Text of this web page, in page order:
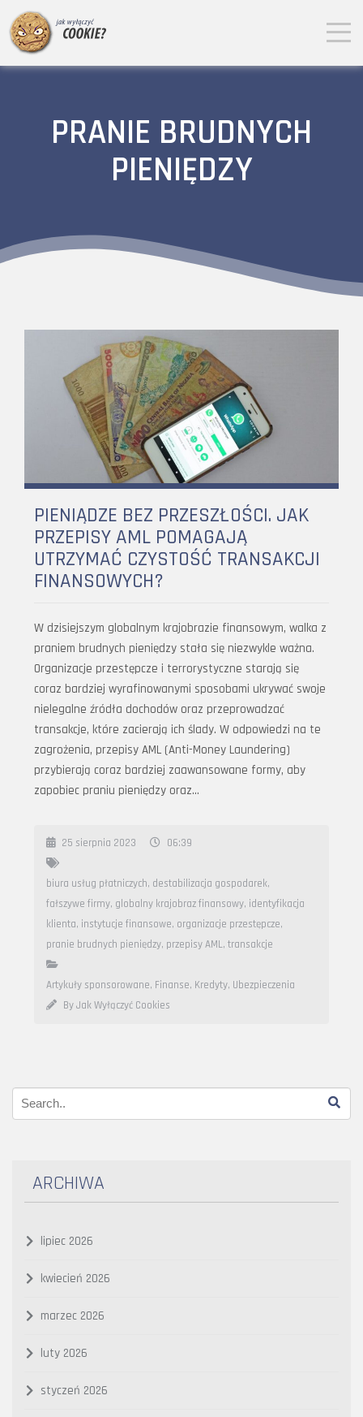
PRANIE BRUDNYCH
PIENIĘDZY
PIENIĄDZE BEZ PRZESZŁOŚCI. JAK
PRZEPISY AML POMAGAJĄ
UTRZYMAĆ CZYSTOŚĆ TRANSAKCJI
FINANSOWYCH?
W dzisiejszym globalnym krajobrazie finansowym, walka z
praniem brudnych pieniędzy stała się niezwykle ważna.
Organizacje przestępcze i terrorystyczne starają się
coraz bardziej wyrafinowanymi sposobami ukrywać swoje
nielegalne źródła dochodów oraz przeprowadzać
transakcje, które zacierają ich ślady. W odpowiedzi na te
zagrożenia, przepisy AML (Anti-Money Laundering)
przybierają coraz bardziej zaawansowane formy, aby
zapobiec praniu pieniędzy oraz…
25 sierpnia 2023 06:39
biura usług płatniczych, destabilizacja gospodarek,
fałszywe firmy, globalny krajobraz finansowy, identyfikacja
klienta, instytucje finansowe, organizacje przestępcze,
pranie brudnych pieniędzy, przepisy AML, transakcje
Artykuły sponsorowane, Finanse, Kredyty, Ubezpieczenia
By Jak Wyłączyć Cookies
ARCHIWA
lipiec 2026
kwiecień 2026
marzec 2026
luty 2026
styczeń 2026